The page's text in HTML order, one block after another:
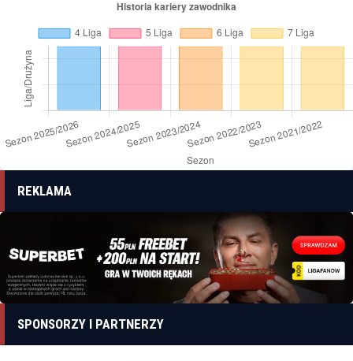
REKLAMA
SPONSORZY I PARTNERZY